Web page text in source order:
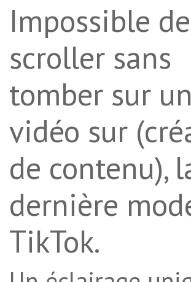
Impossible de
scroller sans
tomber sur
vidéo sur
de contenu),
dernière
TikTok.